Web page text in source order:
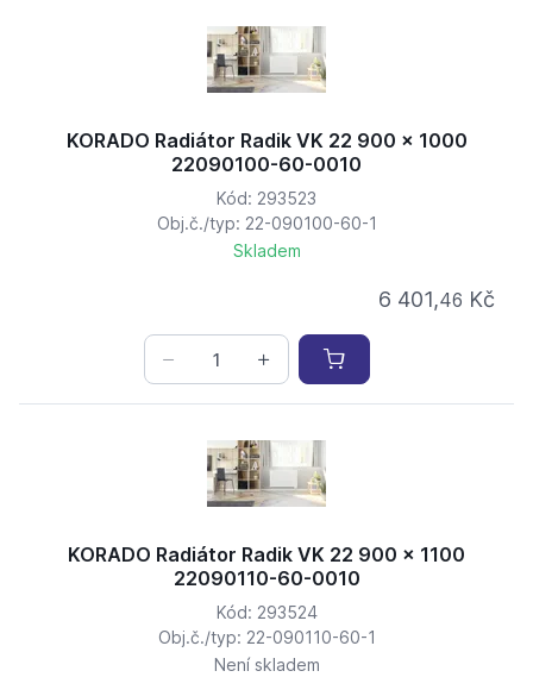
KORADO Radiátor Radik VK 22 900 x 1000
22090100-60-0010
Kód: 293523
Obj.č./typ: 22-090100-60-1
Skladem
6 401,46 Kč
KORADO Radiátor Radik VK 22 900 x 1100
22090110-60-0010
Kód: 293524
Obj.č./typ: 22-090110-60-1
Není skladem